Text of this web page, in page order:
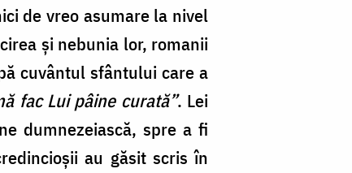
de vreo asumare la nivel
și nebunia lor, romanii
cuvântul sfântului care a
fac Lui pâine curată”. Lei
dumnezeiască, spre a fi
au găsit scris în